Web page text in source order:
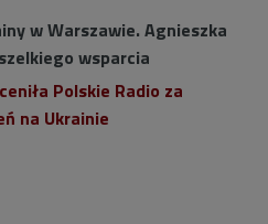
w Warszawie. Agnieszka
wsparcia
Polskie Radio za
na Ukrainie